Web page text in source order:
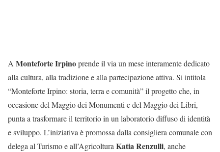
A Monteforte Irpinoprende il via un mese interamente dedicato
alla cultura, alla tradizione e alla partecipazione attiva. Si intitola
“Monteforte Irpino: storia, terra e comunità” il progetto che, in
occasione del Maggio dei Monumenti e del Maggio dei Libri,
punta a trasformare il territorio in un laboratorio diffuso di identità
e sviluppo. L’iniziativa è promossa dalla consigliera comunale con
delega al Turismo e all’Agricoltura Katia Renzulli, anche